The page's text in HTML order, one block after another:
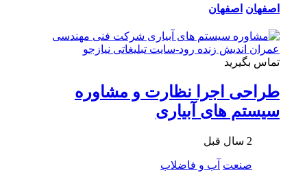
اصفهان اصفهان
تماس بگیرید
طراحی اجرا نظارت و مشاوره
سيستم های آبیاری
2 سال قبل
صنعت آب و فاضلاب